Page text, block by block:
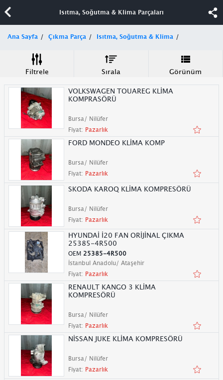
Isıtma, Soğutma & Klima Parçaları
Ana Sayfa Çıkma Parça Isıtma, Soğutma & Klima
Filtrele Sırala Görünüm
VOLKSWAGEN TOUAREG KLİMA
KOMPRASÖRÜ
Bursa/ Nilüfer
Fiyat: Pazarlık
FORD MONDEO KLİMA KOMP
Bursa/ Nilüfer
Fiyat: Pazarlık
SKODA KAROQ KLİMA KOMPRESÖRÜ
Bursa/ Nilüfer
Fiyat: Pazarlık
HYUNDAİ İ20 FAN ORİJİNAL ÇIKMA
25385-4R500
OEM 25385-4R500
İstanbul Anadolu/ Ataşehir
Fiyat: Pazarlık
RENAULT KANGO 3 KLİMA
KOMPRESÖRÜ
Bursa/ Nilüfer
Fiyat: Pazarlık
NİSSAN JUKE KLİMA KOMPRESÖRÜ
Bursa/ Nilüfer
Fiyat: Pazarlık